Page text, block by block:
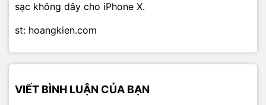
sạc không dây cho iPhone X.
st: hoangkien.com
VIẾT BÌNH LUẬN CỦA BẠN